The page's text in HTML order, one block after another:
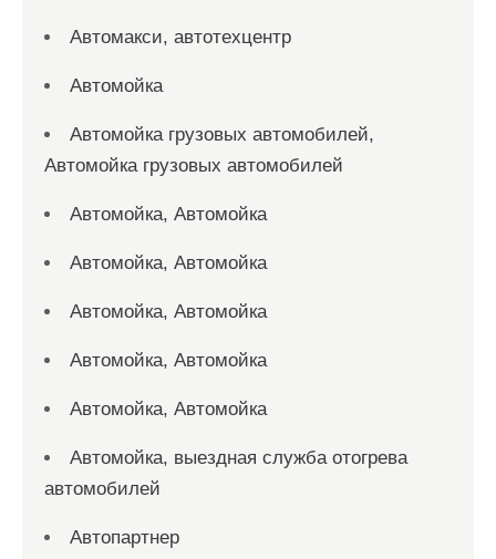
Автомакси, автотехцентр
Автомойка
Автомойка грузовых автомобилей,
Автомойка грузовых автомобилей
Автомойка, Автомойка
Автомойка, Автомойка
Автомойка, Автомойка
Автомойка, Автомойка
Автомойка, Автомойка
Автомойка, выездная служба отогрева
автомобилей
Автопартнер